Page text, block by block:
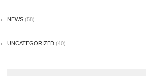
NEWS (58)
UNCATEGORIZED (40)